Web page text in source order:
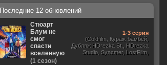
Последние 12 обновлений
Стюарт
Блум не
смог
спасти
вселенную
(1 сезон)
1-3 серия
(Coldfilm, Кураж-бамбей,
Дубляж HDrezka St., HDrezka
Studio, Syncmer, LostFilm,